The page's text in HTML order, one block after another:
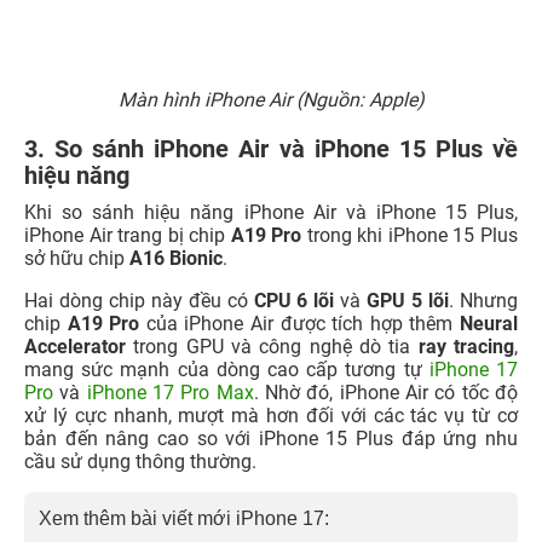
Màn hình iPhone Air (Nguồn: Apple)
3. So sánh iPhone Air và iPhone 15 Plus về
hiệu năng
Khi so sánh hiệu năng iPhone Air và iPhone 15 Plus,
iPhone Air trang bị chip A19 Pro trong khi iPhone 15 Plus
sở hữu chip A16 Bionic.
Hai dòng chip này đều có CPU 6 lõi vàGPU 5 lõi. Nhưng
chip A19 Pro của iPhone Air được tích hợp thêm Neural
Accelerator trong GPU và công nghệ dò tia ray tracing,
mang sức mạnh của dòng cao cấp tương tự iPhone 17
Pro và iPhone 17 Pro Max. Nhờ đó, iPhone Air có tốc độ
xử lý cực nhanh, mượt mà hơn đối với các tác vụ từ cơ
bản đến nâng cao so với iPhone 15 Plus đáp ứng nhu
cầu sử dụng thông thường.
Xem thêm bài viết mới iPhone 17: